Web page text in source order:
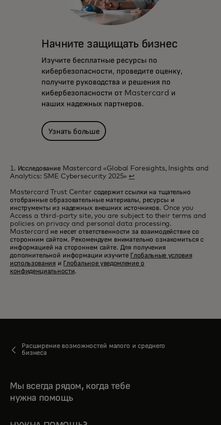
Начните защищать бизнес
Изучите бесплатные ресурсы по
кибербезопасности, проведите оценку,
получите руководства и решения по
кибербезопасности от Mastercard и
наших надежных партнеров.
Узнать больше
1. Исследование Mastercard «Global Foresights, Insights and
Analytics: SME Cybersecurity 2025»↩
Mastercard Trust Center содержит ссылки на тщательно
отобранные образовательные материалы, ресурсы и
инструменты из надежных внешних источников. Once you
Access a third-party site, you are subject to their terms and
policies on privacy and personal data processing.
Mastercard не несет ответственности за взаимодействие со
сторонним сайтом. Рекомендуем внимательно ознакомиться с
информацией на стороннем сайте. Для получения
дополнительной информации изучите Глобальные условия
использования и Глобальное уведомление о
конфиденциальности.
Расширение возможностей малого и среднего
бизнеса
Мы всегда рядом, когда тебе
нужна помощь